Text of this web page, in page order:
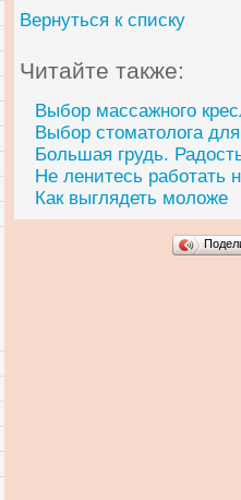
Вернуться к списку
Читайте также:
Выбор массажного
Выбор стоматолога
Большая грудь.
Не ленитесь работать
Как выглядеть моложе